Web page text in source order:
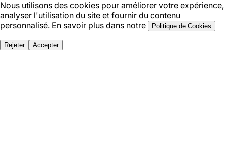
Nous utilisons des cookies pour améliorer votre expérience,
analyser l'utilisation du site et fournir du contenu
personnalisé. En savoir plus dans notre
Politique de Cookies
Rejeter Accepter